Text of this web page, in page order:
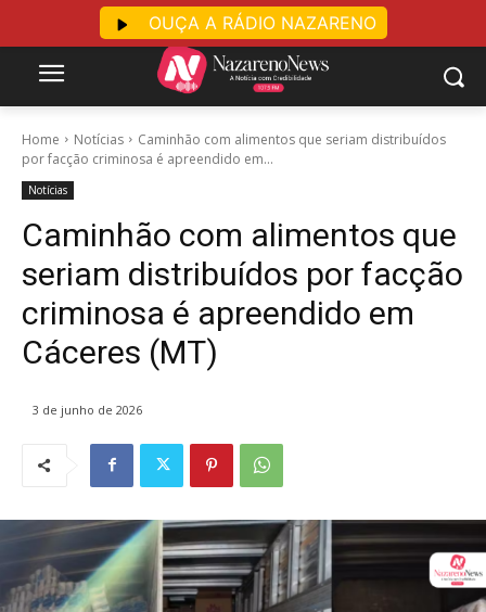
Home Notícias
Caminhão com alimentos que seriam distribuídos
por facção criminosa é apreendido em...
Notícias
Caminhão com alimentos que
seriam distribuídos por facção
criminosa é apreendido em
Cáceres (MT)
3 de junho de 2026
OUÇA A RÁDIO NAZARENO